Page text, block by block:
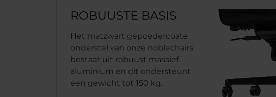
ROBUUSTE BASIS
Het matzwart gepoedercoate
onderstel van onze noblechairs
bestaat uit robuust massief
aluminium en dit ondersteunt
een gewicht tot 150 kg.